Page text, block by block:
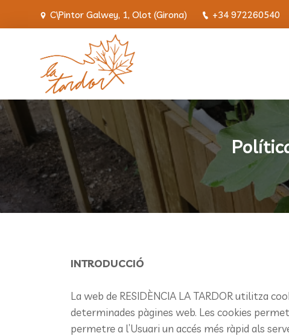
C\Pintor Galwey, 1, Olot (Girona) +34 972260540
INTRODUCCIÓ
La web de RESIDÈNCIA LA TARDOR utilitza
determinades pàgines web. Les cookies
permetre a l’Usuari un accés més ràpid als